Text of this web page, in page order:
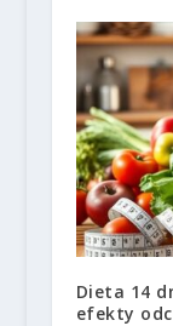
Dieta 14
efekty